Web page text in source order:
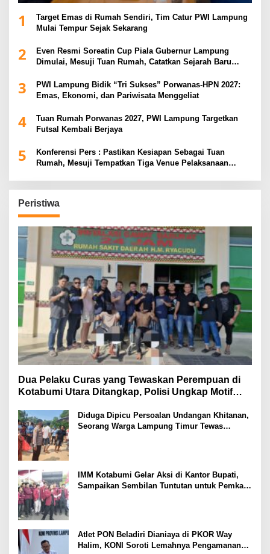
1
Target Emas di Rumah Sendiri, Tim Catur PWI Lampung
Mulai Tempur Sejak Sekarang
2
Even Resmi Soreatin Cup Piala Gubernur Lampung
Dimulai, Mesuji Tuan Rumah, Catatkan Sejarah Baru
3
PWI Lampung Bidik “Tri Sukses” Porwanas-HPN 2027:
Emas, Ekonomi, dan Pariwisata Menggeliat
4
Tuan Rumah Porwanas 2027, PWI Lampung Targetkan
Futsal Kembali Berjaya
5
Konferensi Pers : Pastikan Kesiapan Sebagai Tuan
Rumah, Mesuji Tempatkan Tiga Venue Pelaksanaan
Peristiwa
Dua Pelaku Curas yang Tewaskan Perempuan di
Kotabumi Utara Ditangkap, Polisi Ungkap Motif
Diduga Dipicu Persoalan Undangan Khitanan,
Seorang Warga Lampung Timur Tewas
IMM Kotabumi Gelar Aksi di Kantor Bupati,
Sampaikan Sembilan Tuntutan untuk Pemkab
Atlet PON Beladiri Dianiaya di PKOR Way
Halim, KONI Soroti Lemahnya Pengamanan